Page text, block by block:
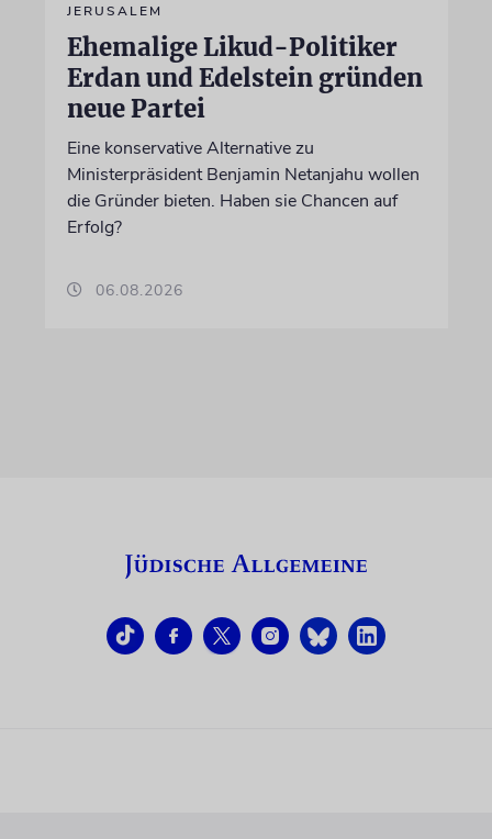
JERUSALEM
Ehemalige Likud-Politiker
Erdan und Edelstein gründen
neue Partei
Eine konservative Alternative zu
Ministerpräsident Benjamin Netanjahu wollen
die Gründer bieten. Haben sie Chancen auf
Erfolg?
06.08.2026